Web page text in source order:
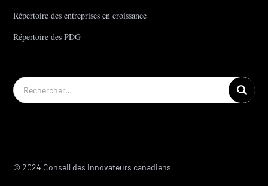
Répertoire des entreprises en croissance
Répertoire des PDG
© 2024 Conseil des innovateurs canadiens